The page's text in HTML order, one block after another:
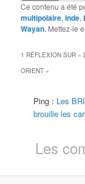
Ce contenu a été
multipolaire,Inde,
Wayan. Mettez-le
1 RÉFLEXION SUR «
ORIENT »
Ping : Les
brouille les
Les